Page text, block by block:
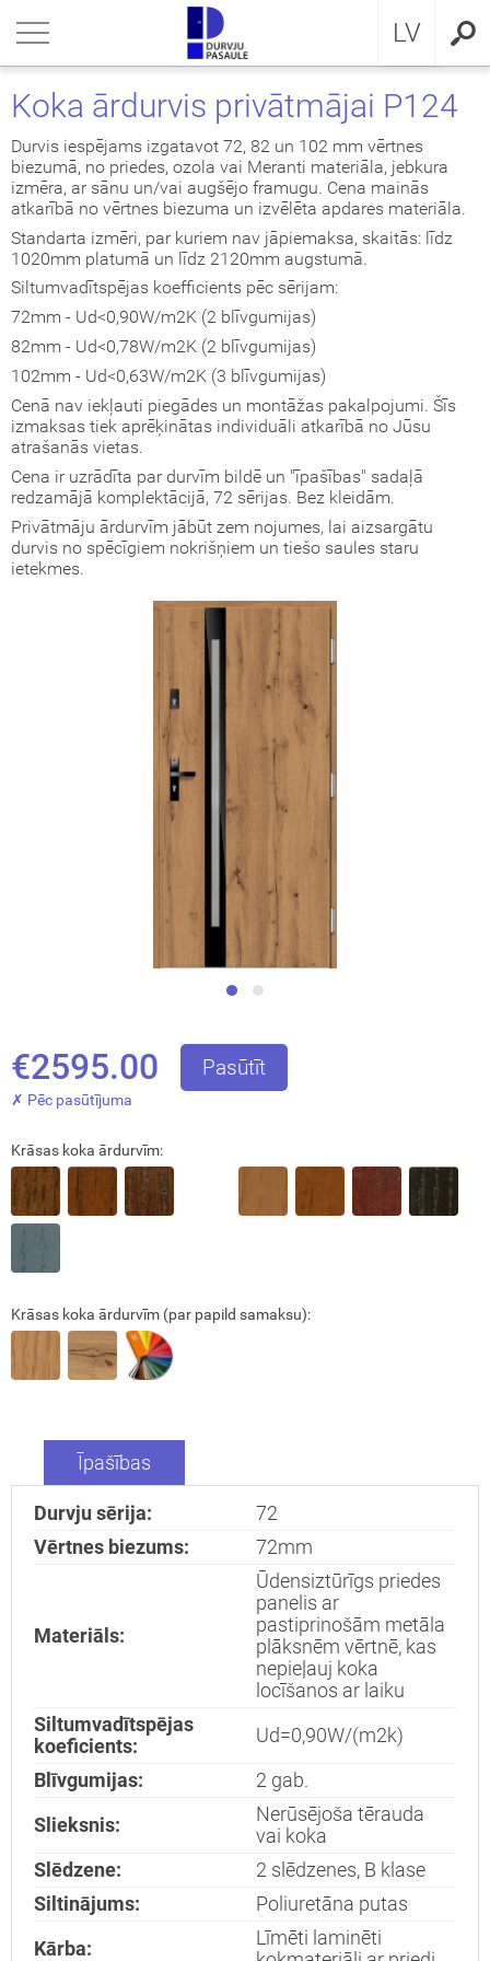
LV
RU
Koka ārdurvis privātmājai P124
Durvis iespējams izgatavot 72, 82 un 102 mm vērtnes
biezumā, no priedes, ozola vai Meranti materiāla, jebkura
izmēra, ar sānu un/vai augšējo framugu. Cena mainās
atkarībā no vērtnes biezuma un izvēlēta apdares materiāla.
Standarta izmēri, par kuriem nav jāpiemaksa, skaitās: līdz
1020mm platumā un līdz 2120mm augstumā.
Siltumvadītspējas koefficients pēc sērijam:
72mm - Ud<0,90W/m2K (2 blīvgumijas)
82mm - Ud<0,78W/m2K (2 blīvgumijas)
102mm - Ud<0,63W/m2K (3 blīvgumijas)
Cenā nav iekļauti piegādes un montāžas pakalpojumi. Šīs
izmaksas tiek aprēķinātas individuāli atkarībā no Jūsu
atrašanās vietas.
Cena ir uzrādīta par durvīm bildē un "īpašības" sadaļā
redzamājā komplektācijā, 72 sērijas. Bez kleidām.
Privātmāju ārdurvīm jābūt zem nojumes, lai aizsargātu
durvis no spēcīgiem nokrišņiem un tiešo saules staru
ietekmes.
€2595.00 Pasūtīt
✗ Pēc pasūtījuma
Krāsas koka ārdurvīm:
Krāsas koka ārdurvīm (par papild samaksu):
Īpašības
Durvju sērija:
72
Vērtnes biezums:
72mm
Materiāls:
Ūdensiztūrīgs priedes
panelis ar
pastiprinošām metāla
plāksnēm vērtnē, kas
nepieļauj koka
locīšanos ar laiku
Siltumvadītspējas
koeficients:
Ud=0,90W/(m2k)
Blīvgumijas: 2 gab.
Slieksnis:
Nerūsējoša tērauda
vai koka
Slēdzene:
2 slēdzenes, B klase
Siltinājums:
Poliuretāna putas
Kārba:
Līmēti laminēti
PRIVĀTMĀJAI
TAPETES
kolekcija
durvis dzīvoklim
ārdurvis dzīvoklim
ārdurvis ar MDF
ārdurvis
64mm
ārdurvis
GLASS
INOX
CLASSIC
MODERN
izpildījuma durvis
klasika
UN STANDARD durvis
kolekcija
kolekcija
durvis
durvis
durvis (durvis-grāmatiņa)
politika
politika
Nosūtīt!
Aizvērt!